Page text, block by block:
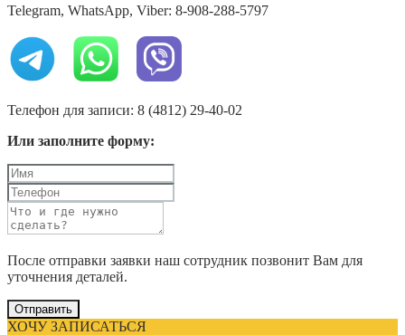
Telegram, WhatsApp, Viber: 8-908-288-5797
Телефон для записи: 8 (4812) 29-40-02
Или заполните форму:
После отправки заявки наш сотрудник позвонит Вам для
уточнения деталей.
Отправить
ХОЧУ ЗАПИСАТЬСЯ